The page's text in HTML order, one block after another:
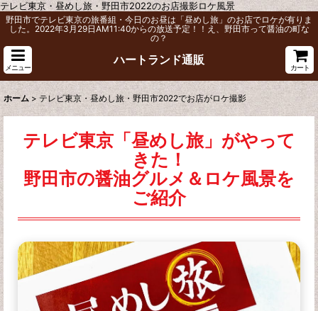
テレビ東京・昼めし旅・野田市2022のお店撮影ロケ風景
野田市でテレビ東京の旅番組・今日のお昼は「昼めし旅」のお店でロケが有りま
した。2022年3月29日AM11:40からの放送予定！！え、野田市って醤油の町な
の？
メニュー
ハートランド通販
カート
ホーム > テレビ東京・昼めし旅・野田市2022でお店がロケ撮影
テレビ東京「昼めし旅」がやって
きた！
野田市の醤油グルメ＆ロケ風景を
ご紹介